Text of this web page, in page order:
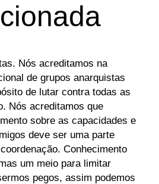
Nós acreditamos na
de grupos anarquistas
de lutar contra todas as
Nós acreditamos que
sobre as capacidades e
deve ser uma parte
Conhecimento
um meio para limitar
pegos, assim podemos